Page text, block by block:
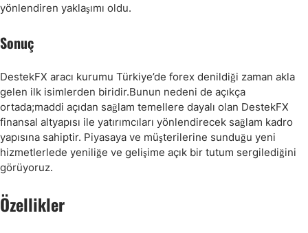
yönlendiren yaklaşımı oldu.
Sonuç
DestekFX aracı kurumu Türkiye’de forex denildiği zaman akla
gelen ilk isimlerden biridir.Bunun nedeni de açıkça
ortada;maddi açıdan sağlam temellere dayalı olan DestekFX
finansal altyapısı ile yatırımcıları yönlendirecek sağlam kadro
yapısına sahiptir. Piyasaya ve müşterilerine sunduğu yeni
hizmetlerlede yeniliğe ve gelişime açık bir tutum sergilediğini
görüyoruz.
Özellikler